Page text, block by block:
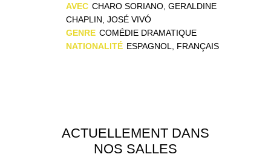
AVEC CHARO SORIANO, GERALDINE
CHAPLIN, JOSÉ VIVÓ
GENRE COMÉDIE DRAMATIQUE
NATIONALITÉ ESPAGNOL, FRANÇAIS
ACTUELLEMENT DANS
NOS SALLES